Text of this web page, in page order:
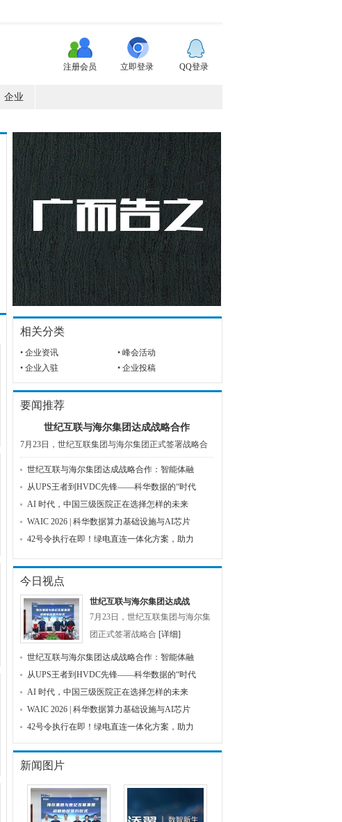
注册会员 立即登录 QQ登录
企业
相关分类
• 企业资讯 • 峰会活动
• 企业入驻 • 企业投稿
要闻推荐
世纪互联与海尔集团达成战略合作
7月23日，世纪互联集团与海尔集团正式签署战略合
世纪互联与海尔集团达成战略合作：智能体融
从UPS王者到HVDC先锋——科华数据的“时代
AI 时代，中国三级医院正在选择怎样的未来
WAIC 2026 | 科华数据算力基础设施与AI芯片
42号令执行在即！绿电直连一体化方案，助力
今日视点
世纪互联与海尔集团达成战
7月23日，世纪互联集团与海尔集
团正式签署战略合 [详细]
世纪互联与海尔集团达成战略合作：智能体融
从UPS王者到HVDC先锋——科华数据的“时代
AI 时代，中国三级医院正在选择怎样的未来
WAIC 2026 | 科华数据算力基础设施与AI芯片
42号令执行在即！绿电直连一体化方案，助力
新闻图片